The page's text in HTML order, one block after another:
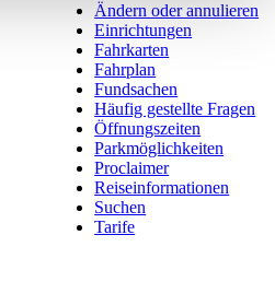
Ändern oder annulieren
Einrichtungen
Fahrkarten
Fahrplan
Fundsachen
Häufig gestellte Fragen
Öffnungszeiten
Parkmöglichkeiten
Proclaimer
Reiseinformationen
Suchen
Tarife